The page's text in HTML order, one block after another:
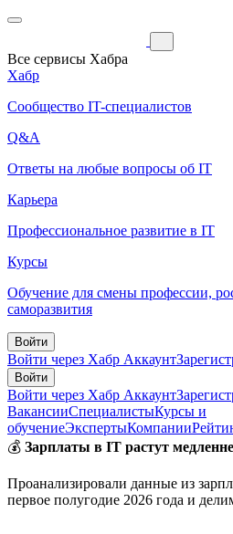
Все сервисы Хабра
Хабр
Сообщество IT-специалистов
Q&A
Ответы на любые вопросы об IT
Карьера
Профессиональное развитие в IT
Курсы
Обучение для смены профессии,
саморазвития
Войти
Войти через Хабр Аккаунт
Войти
Войти через Хабр Аккаунт
ВакансииСпециалистыКурсы и
обучениеЭкспертыКомпании
💰 Зарплаты в IT растут
Проанализировали данные из
первое полугодие 2026 года и